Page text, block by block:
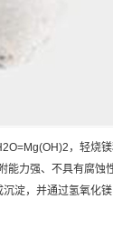
，轻烧
力强、不具有腐蚀
淀，并通过氢氧化